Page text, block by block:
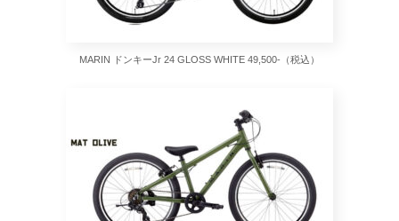
MARIN ドンキーJr 24 GLOSS WHITE 49,500-（税込）